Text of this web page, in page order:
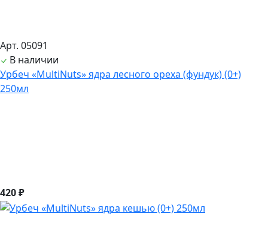
Арт. 05091
В наличии
Урбеч «MultiNuts» ядра лесного ореха (фундук) (0+)
250мл
420 ₽